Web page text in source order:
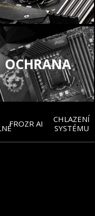
OCHRANA
FROZR AI
CHLAZENÍ
SYSTÉMU